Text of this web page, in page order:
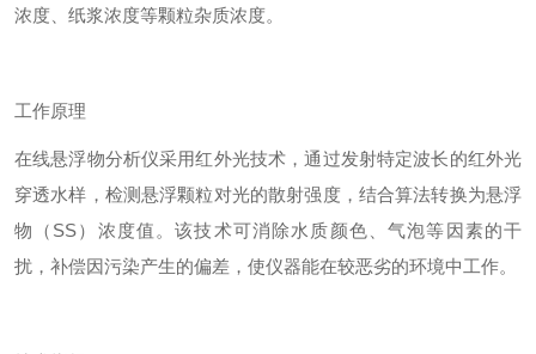
浓度、纸浆浓度等颗粒杂质浓度。
工作原理
在线悬浮物分析仪采用红外光技术，通过发射特定波长的红外光
穿透水样，检测悬浮颗粒对光的散射强度，结合算法转换为悬浮
物（SS）浓度值。该技术可消除水质颜色、气泡等因素的干
扰，补偿因污染产生的偏差，使仪器能在较恶劣的环境中工作。